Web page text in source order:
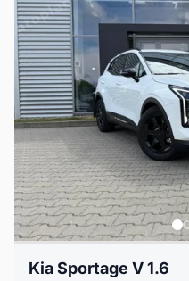
Kia Sportage V 1.6